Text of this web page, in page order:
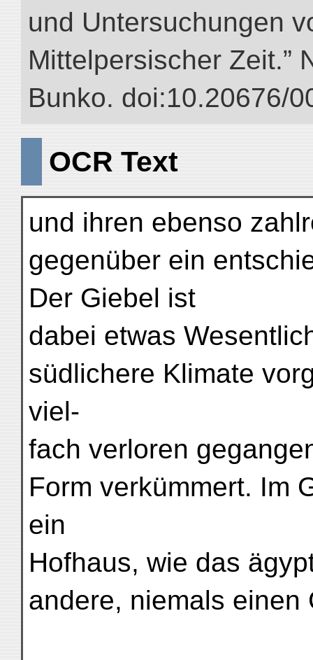
und Untersuchungen
Mittelpersischer Zeit.”
Bunko. doi:10.20676/
OCR Text
und ihren ebenso
gegenüber ein
Der Giebel ist
dabei etwas
südlichere Klimate
viel-
fach verloren
Form verkümmert. Im
ein
Hofhaus, wie das
andere, niemals einen